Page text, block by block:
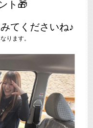
ト🎁
てくださいね♪
ります。